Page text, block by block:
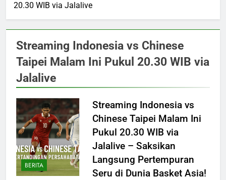
20.30 WIB via Jalalive
Streaming Indonesia vs Chinese
Taipei Malam Ini Pukul 20.30 WIB via
Jalalive
BERITA
Streaming Indonesia vs
Chinese Taipei Malam Ini
Pukul 20.30 WIB via
Jalalive – Saksikan
Langsung Pertempuran
Seru di Dunia Basket Asia!